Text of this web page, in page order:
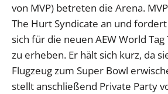
von MVP) betreten die Arena.
The Hurt Syndicate an und
sich für die neuen AEW World
zu erheben. Er hält sich kurz, da
Flugzeug zum Super Bowl
stellt anschließend Private Party